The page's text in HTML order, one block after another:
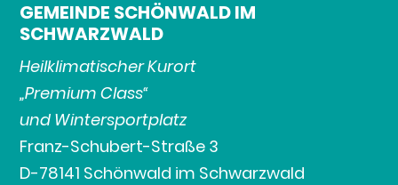
GEMEINDE SCHÖNWALD IM
SCHWARZWALD
Heilklimatischer Kurort
„Premium Class“
und Wintersportplatz
Franz-Schubert-Straße 3
D-78141 Schönwald im Schwarzwald